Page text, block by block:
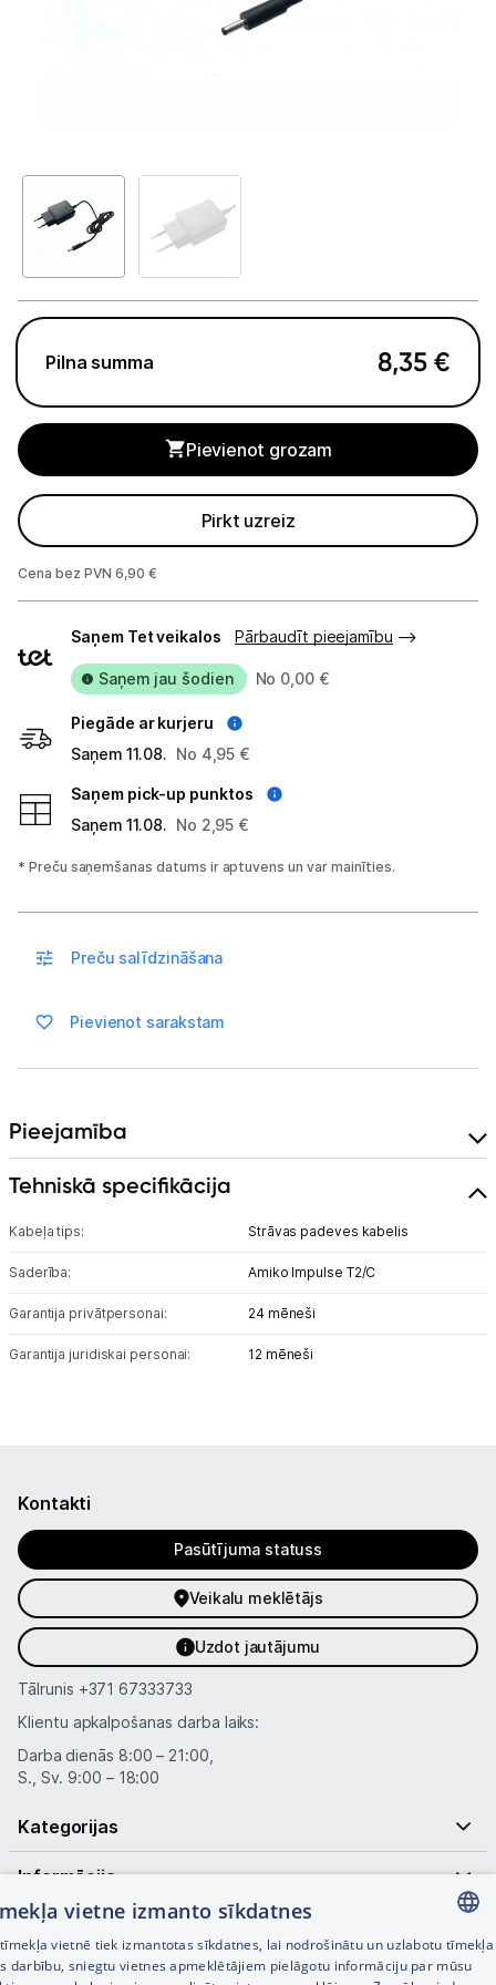
Pārsprieguma aizsargi
Spēļu konsoles
Audio
Studijas skaņas aprīkojums
Telefoni, planšetdatori
Viedierīces
Sadzīves tehnika
Skaistumkopšana
Sports un atpūta
Ražotāju atjaunota tehnika
Piegāde un apmaksa
Tehnikas izvešana
Tet pakalpojumi
Pilna summa 8,35 €
Pievienot grozam
Pirkt uzreiz
Cena bez PVN 6,90 €
veidi
Saņem Tet veikalos Pārbaudīt pieejamību
Saņem jau šodien No 0,00 €
Piegāde ar kurjeru
Saņem 11.08. No 4,95 €
Saņem pick-up punktos
Saņem 11.08. No 2,95 €
* Preču saņemšanas datums ir aptuvens un var mainīties.
Preču salīdzināšana
Pievienot sarakstam
Pieejamība
Tehniskā specifikācija
Kabeļa tips: Strāvas padeves kabelis
Saderība: Amiko Impulse T2/C
Garantija privātpersonai: 24 mēneši
Garantija juridiskai personai: 12 mēneši
Kontakti
Pasūtījuma statuss
Veikalu meklētājs
Uzdot jautājumu
Tālrunis +371 67333733
Klientu apkalpošanas darba laiks:
Darba dienās 8:00 – 21:00,
S., Sv. 9:00 – 18:00
Kategorijas
Informācija
Noderīgas saites
LATVIAN
vietne izmanto sīkdatnes
vietnē tiek izmantotas sīkdatnes, lai nodrošinātu un uzlabotu tīmekļa
darbību, sniegtu vietnes apmeklētājiem pielāgotu informāciju par mūsu